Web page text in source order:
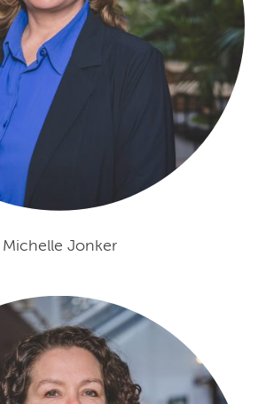
Michelle Jonker